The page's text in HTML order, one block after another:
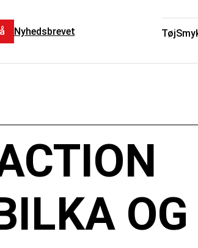
Tøj
Nyhedsbrevet
OG